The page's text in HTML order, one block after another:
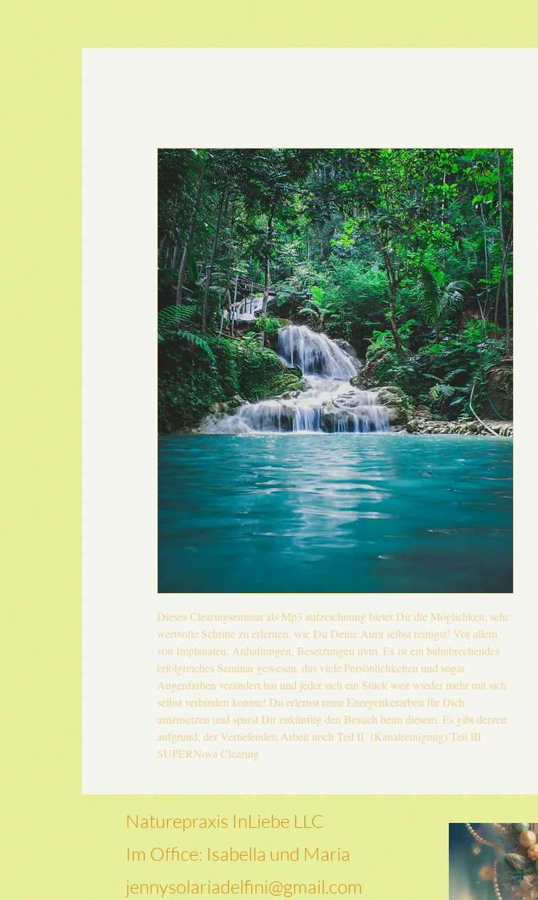
Dieses Clearingseminar als Mp3 aufzeichnung bietet Dir die Möglichkeit, sehr
wertvolle Schritte zu erlernen, wie Du Deine Aura selbst reinigst! Vor allem
von Implanaten, Anhaftungen, Besetzungen uvm. Es ist ein bahnbrechendes
erfolgreiches Seminar gewesen, das viele Persönlichkeiten und sogar
Augenfarben verändert hat und jeder sich ein Stück weit wieder mehr mit sich
selbst verbinden konnte! Du erlernst reine Energetikerarbeit für Dich
umzusetzen und sparst Dir zukünftig den Besuch beim diesem. Es gibt derzeit
aufgrund, der Vertiefenden Arbeit noch Teil II (Kanalreinigung) Teil III
SUPERNova Clearing
Naturepraxis InLiebe LLC
Im Office: Isabella und Maria
jennysolariadelfini@gmail.com